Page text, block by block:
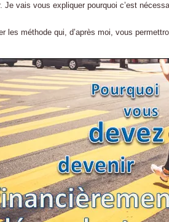
vais vous expliquer pourquoi c’est
les méthode qui, d’après moi, vous